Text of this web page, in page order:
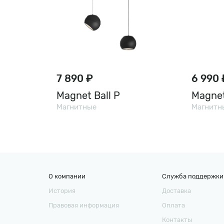
7 890 ₽
Magnet Ball P
Магнитные
6 990
О компании
История
Правовая информация
Служба поддержки
Доставка
Оплата
Контакты